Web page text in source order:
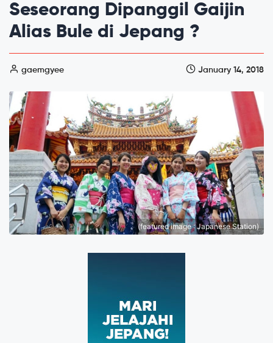
Seseorang Dipanggil Gaijin
Alias Bule di Jepang ?
gaemgyee January 14, 2018
(featured image : Japanese Station)